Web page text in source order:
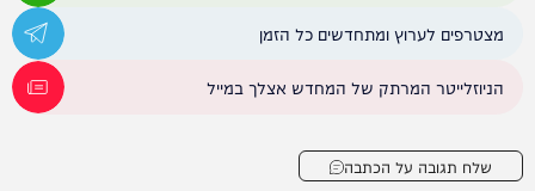
מצטרפים לערוץ ומתחדשים כל הזמן
הניוזלייטר המרתק של המחדש אצלך במייל
שלח תגובה על הכתבה